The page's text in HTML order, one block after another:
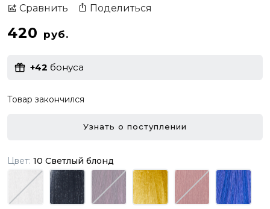
Сравнить Поделиться
420 руб.
+42 бонуса
Товар закончился
Узнать о поступлении
Цвет: 10 Светлый блонд